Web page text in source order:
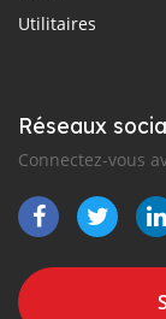
Utilitaires
Réseaux
Connectez-vous